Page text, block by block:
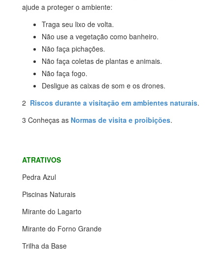
ajude a proteger o ambiente:
Traga seu lixo de volta.
Não use a vegetação como banheiro.
Não faça pichações.
Não faça coletas de plantas e animais.
Não faça fogo.
Desligue as caixas de som e os drones.
2 Riscos durante a visitação em ambientes naturais.
3 Conheças as Normas de visita e proibições.
ATRATIVOS
Pedra Azul
Piscinas Naturais
Mirante do Lagarto
Mirante do Forno Grande
Trilha da Base